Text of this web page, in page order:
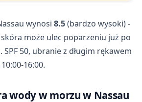
wynosi 8.5(bardzo wysoki) -
może ulec poparzeniu już po
SPF 50, ubranie z długim rękawem
16:00.
wody w morzu w Nassau